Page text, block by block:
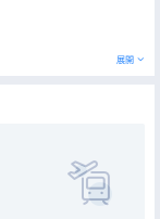
展開